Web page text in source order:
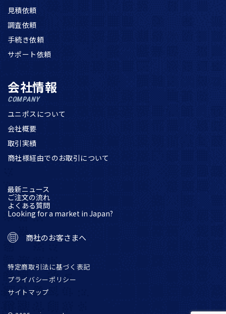
見積依頼
調査依頼
手続き依頼
サポート依頼
会社情報
COMPANY
ユニポスについて
会社概要
取引実績
商社様経由でのお取引について
最新ニュース
ご注文の流れ
よくある質問
Looking for a market in Japan?
商社のお客さまへ
特定商取引法に基づく表記
プライバシーポリシー
サイトマップ